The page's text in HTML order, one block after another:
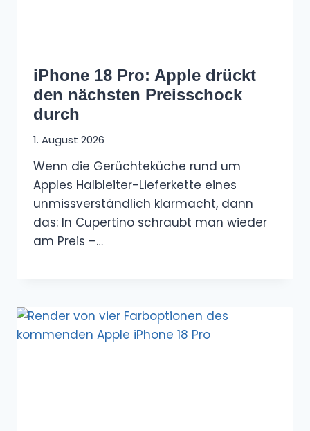
iPhone 18 Pro: Apple drückt
den nächsten Preisschock
durch
1. August 2026
Wenn die Gerüchteküche rund um
Apples Halbleiter-Lieferkette eines
unmissverständlich klarmacht, dann
das: In Cupertino schraubt man wieder
am Preis –…